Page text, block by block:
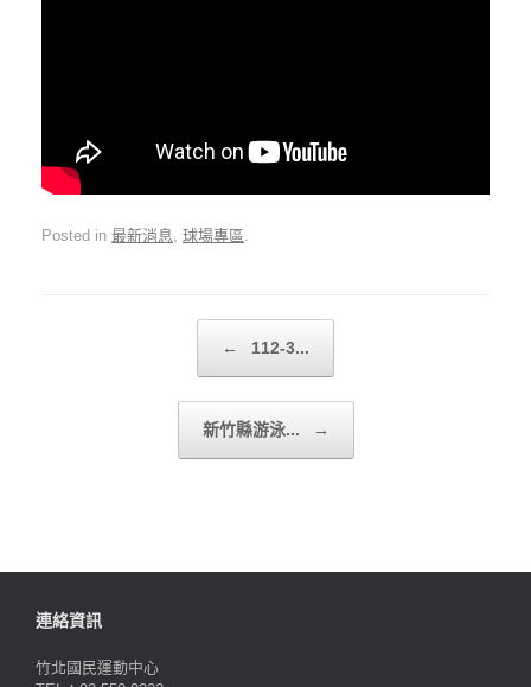
Posted in 最新消息, 球場專區.
← 112-3...
新竹縣游泳... →
連絡資訊
竹北國民運動中心